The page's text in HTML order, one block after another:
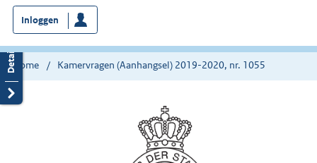
bent
nu
hier:
Inloggen
Home Kamervragen (Aanhangsel) 2019-2020, nr. 1055